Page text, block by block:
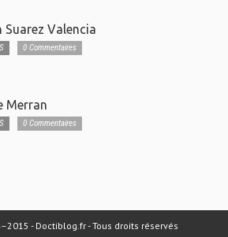
Suarez Valencia
0 Commentaires
Merran
0 Commentaires
- Doctiblog.fr - Tous droits réservés